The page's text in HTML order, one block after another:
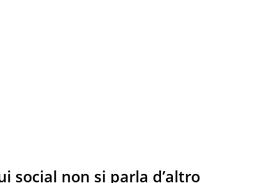
social non si parla d’altro